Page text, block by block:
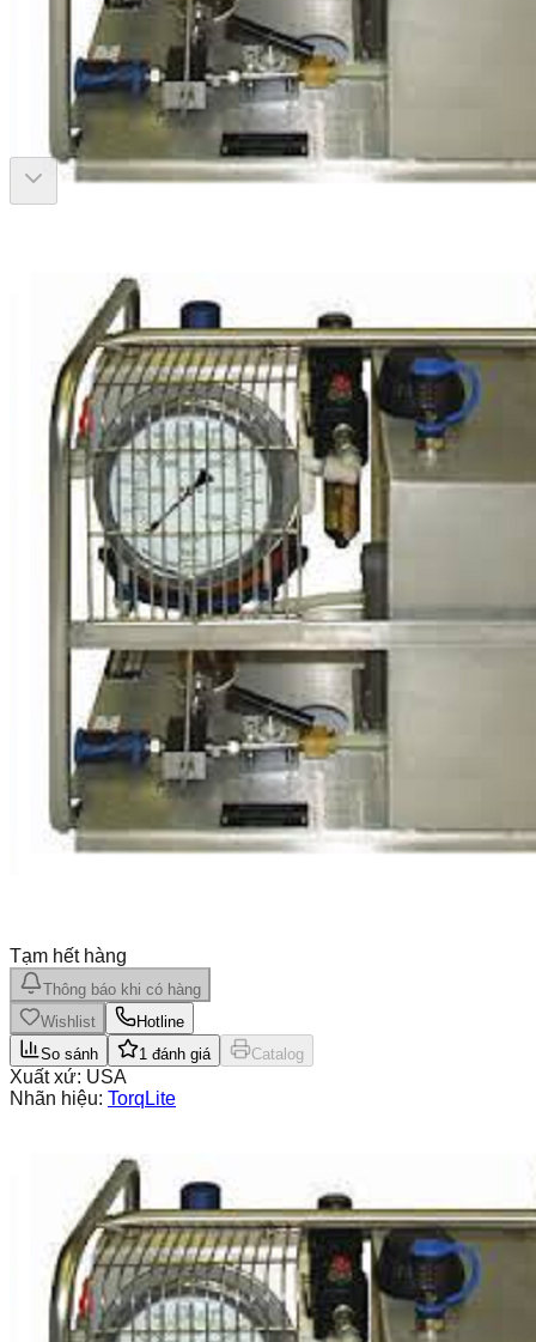
Tạm hết hàng
Thông báo khi có hàng
Wishlist
Hotline
So sánh
1 đánh giá Catalog
Xuất xứ: USA
Nhãn hiệu: TorqLite